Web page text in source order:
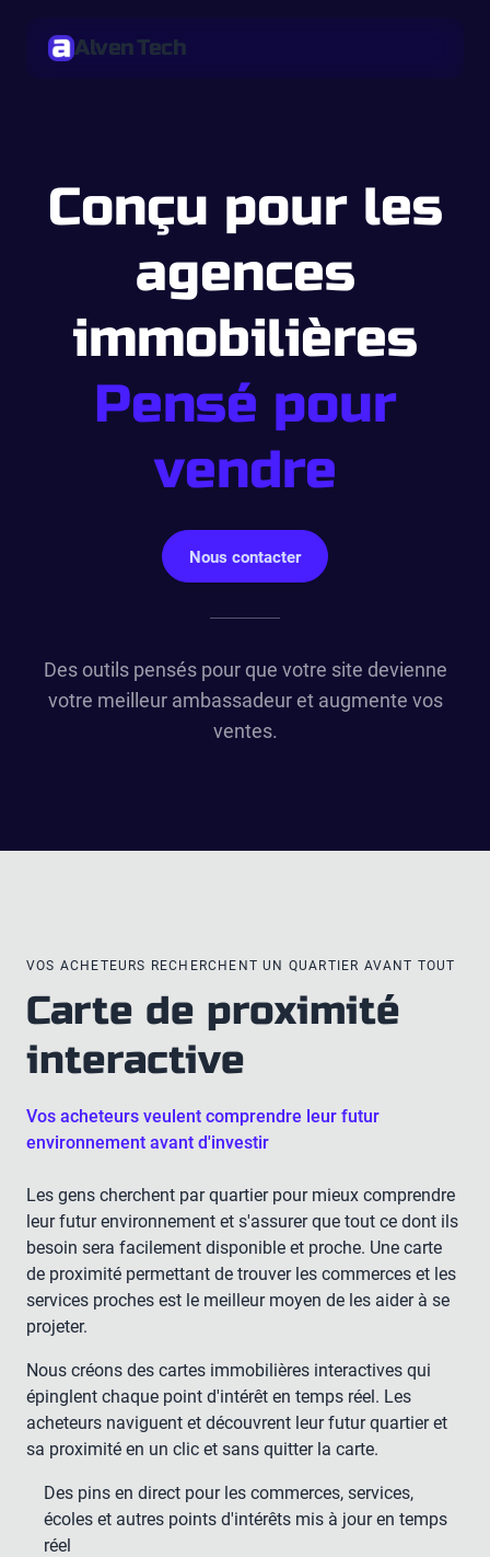
Alven Tech
Conçu pour les
agences
immobilières
Pensé pour
vendre
Nous contacter
Des outils pensés pour que votre site devienne
votre meilleur ambassadeur et augmente vos
ventes.
VOS ACHETEURS RECHERCHENT UN QUARTIER AVANT TOUT
Carte de proximité
interactive
Vos acheteurs veulent comprendre leur futur
environnement avant d'investir
Les gens cherchent par quartier pour mieux comprendre
leur futur environnement et s'assurer que tout ce dont ils
besoin sera facilement disponible et proche. Une carte
de proximité permettant de trouver les commerces et les
services proches est le meilleur moyen de les aider à se
projeter.
Nous créons des cartes immobilières interactives qui
épinglent chaque point d'intérêt en temps réel. Les
acheteurs naviguent et découvrent leur futur quartier et
sa proximité en un clic et sans quitter la carte.
Des pins en direct pour les commerces, services,
écoles et autres points d'intérêts mis à jour en temps
réel